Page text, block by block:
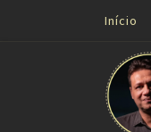
Skip to contentInício